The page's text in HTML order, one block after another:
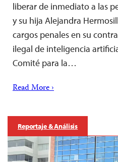
liberar de inmediato a las
y su hija Alejandra
cargos penales en su
ilegal de inteligencia
Comité para la…
Read More ›
Reportaje & Análisis